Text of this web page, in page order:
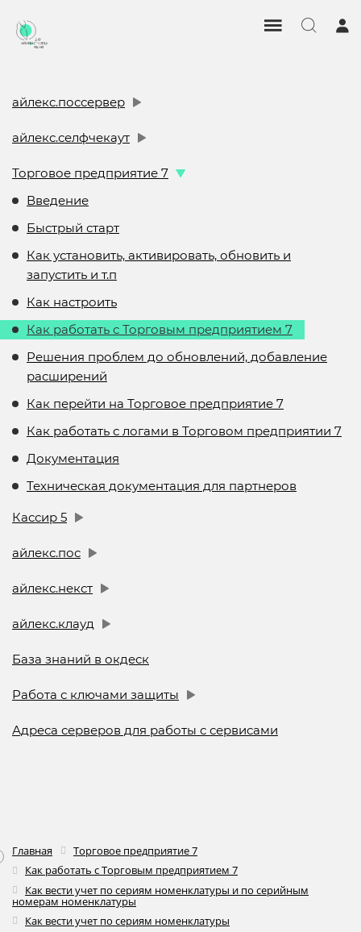
айлекс.поссервер
айлекс.селфчекаут
Торговое предприятие 7
Введение
Быстрый старт
Как установить, активировать, обновить и
запустить и т.п
Как настроить
Как работать с Торговым предприятием 7
Решения проблем до обновлений, добавление
расширений
Как перейти на Торговое предприятие 7
Как работать с логами в Торговом предприятии 7
Документация
Техническая документация для партнеров
Кассир 5
айлекс.пос
айлекс.некст
айлекс.клауд
База знаний в окдеск
Работа с ключами защиты
Адреса серверов для работы с сервисами
Главная
Торговое предприятие 7
Как работать с Торговым предприятием 7
Как вести учет по сериям номенклатуры и по серийным
номерам номенклатуры
Как вести учет по сериям номенклатуры